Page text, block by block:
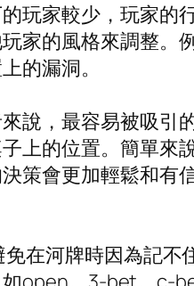
玩家較少，玩家的
家的風格來調整。
的漏洞。
說，最容易被吸引
上的位置。簡單來
策會更加輕鬆和有
在河牌時因為記